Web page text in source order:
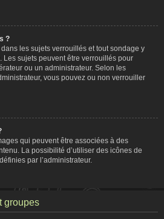
?
les sujets verrouillés et tout sondage y
Les sujets peuvent être verrouillés pour
ou un administrateur. Selon les
vous pouvez ou non verrouiller
qui peuvent être associées à des
La possibilité d’utiliser des icônes de
par l’administrateur.
groupes